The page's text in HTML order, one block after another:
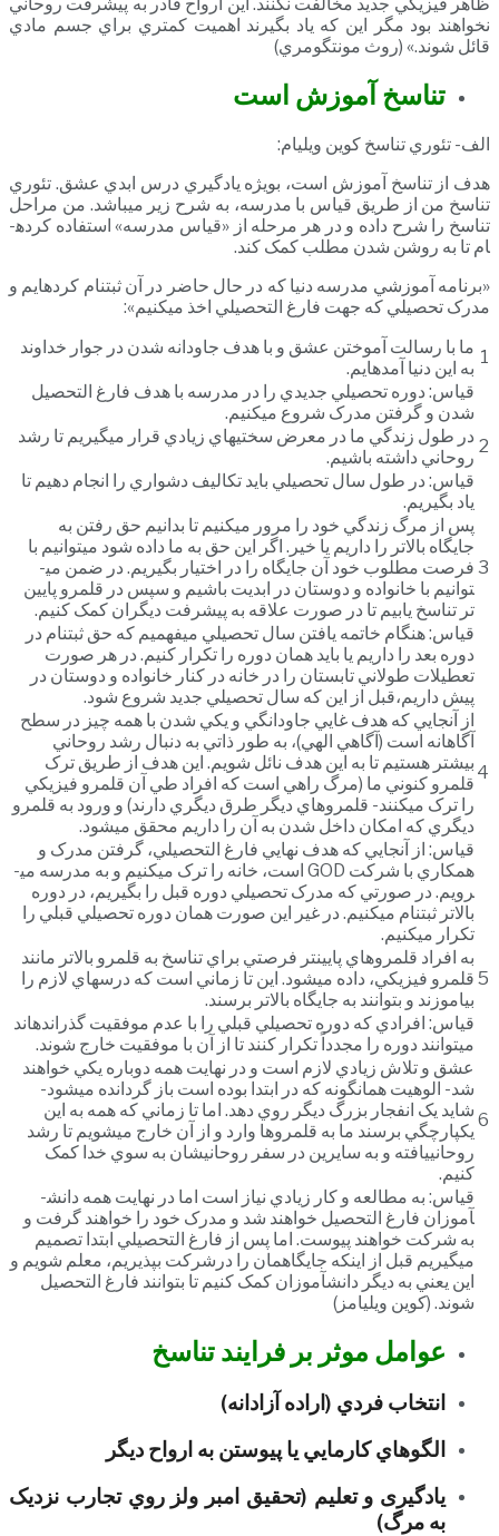
نخواهند بود مگر اين که ياد بگيرند اهميت کمتري براي جسم مادي
قائل شوند.» (روث مونتگومري)
تناسخ آموزش است
الف- تئوري تناسخ کوين ويليام:
هدف از تناسخ آموزش است، بويژه يادگيري درس ابدي عشق. تئوري
تناسخ من از طريق قياس با مدرسه، به شرح زير مي­باشد. من مراحل
تناسخ را شرح داده و در هر مرحله از «قياس مدرسه» استفاده کرده­
ام تا به روشن شدن مطلب کمک کند.
«برنامه آموزشي مدرسه دنيا که در حال حاضر در آن ثبت­نام کرده­ايم و
مدرک تحصيلي که جهت فارغ التحصيلي اخذ مي­کنيم»:
1 ما با رسالت آموختن عشق و با هدف جاودانه شدن در جوار خداوند
به اين دنيا آمده­ايم.
قياس: دوره تحصيلي جديدي را در مدرسه با هدف فارغ التحصيل
شدن و گرفتن مدرک شروع مي­کنيم.
2 در طول زندگي ما در معرض سختي­هاي زيادي قرار مي­گيريم تا رشد
روحاني داشته باشيم.
قياس: در طول سال تحصيلي بايد تکاليف دشواري را انجام دهيم تا
ياد بگيريم.
3
پس از مرگ زندگي خود را مرور مي­کنيم تا بدانيم حق رفتن به
جايگاه بالاتر را داريم يا خير. اگر اين حق به ما داده شود مي­توانيم با
فرصت مطلوب خود آن جايگاه را در اختيار بگيريم. در ضمن مي­
توانيم با خانواده و دوستان در ابديت باشيم و سپس در قلمرو پايين
تر تناسخ يابيم تا در صورت علاقه به پيشرفت ديگران کمک کنيم.
قياس: هنگام خاتمه يافتن سال تحصيلي مي­فهميم که حق ثبت­نام در
دوره بعد را داريم يا بايد همان دوره را تکرار کنيم. در هر صورت
تعطيلات طولاني تابستان را در خانه در کنار خانواده و دوستان در
پيش داريم،قبل از اين که سال تحصيلي جديد شروع شود.
4
از آنجايي که هدف غايي جاودانگي و يکي شدن با همه چيز در سطح
آگاهانه است (آگاهي الهي)، به طور ذاتي به دنبال رشد روحاني
بيشتر هستيم تا به اين هدف نائل شويم. اين هدف از طريق ترک
قلمرو کنوني ما (مرگ راهي است که افراد طي آن قلمرو فيزيکي
را ترک مي­کنند- قلمروهاي ديگر طرق ديگري دارند) و ورود به قلمرو
ديگري که امکان داخل شدن به آن را داريم محقق مي­شود.
قياس: از آنجايي که هدف نهايي فارغ التحصيلي، گرفتن مدرک و
همکاري با شرکت GOD است، خانه را ترک مي­کنيم و به مدرسه مي­
رويم. در صورتي که مدرک تحصيلي دوره قبل را بگيريم، در دوره
بالاتر ثبت­نام مي­کنيم. در غير اين صورت همان دوره تحصيلي قبلي را
تکرار مي­کنيم.
5
به افراد قلمروهاي پايين­تر فرصتي براي تناسخ به قلمرو بالاتر مانند
قلمرو فيزيکي، داده مي­شود. اين تا زماني است که درس­هاي لازم را
بياموزند و بتوانند به جايگاه بالاتر برسند.
قياس: افرادي که دوره تحصيلي قبلي را با عدم موفقيت گذرانده­اند
مي­توانند دوره را مجدداً تکرار کنند تا از آن با موفقيت خارج شوند.
6
عشق و تلاش زيادي لازم است و در نهايت همه دوباره يکي خواهند
شد- الوهيت همانگونه که در ابتدا بوده است باز گردانده مي­شود-
شايد يک انفجار بزرگ ديگر روي دهد. اما تا زماني که همه به اين
يکپارچگي برسند ما به قلمروها وارد و از آن خارج مي­شويم تا رشد
روحانييافته و به سايرين در سفر روحاني­شان به سوي خدا کمک
کنيم.
قياس: به مطالعه و کار زيادي نياز است اما در نهايت همه دانش­
آموزان فارغ التحصيل خواهند شد و مدرک خود را خواهند گرفت و
به شرکت خواهند پيوست. اما پس از فارغ التحصيلي ابتدا تصميم
مي­گيريم قبل از اينکه جايگاهمان را درشرکت بپذيريم، معلم شويم و
اين يعني به ديگر دانش­آموزان کمک کنيم تا بتوانند فارغ التحصيل
شوند. (کوين ويليامز)
عوامل موثر بر فرايند تناسخ
انتخاب فردي (اراده آزادانه)
الگوهاي کارمايي يا پيوستن به ارواح ديگر
يادگيری و تعليم (تحقيق امبر ولز روي تجارب نزديک
به مرگ)